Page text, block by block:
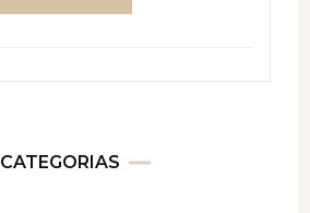
CATEGORIAS